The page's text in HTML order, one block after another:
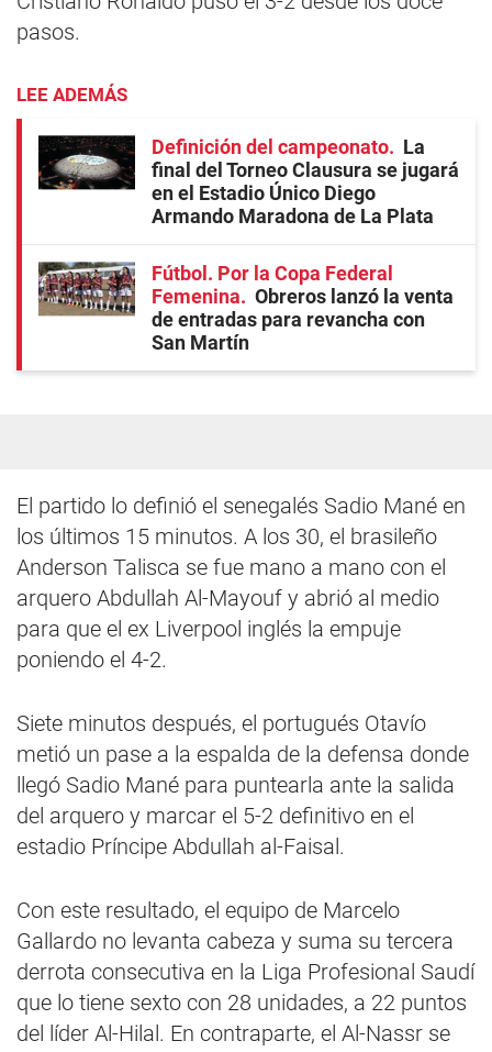
pasos.
LEE ADEMÁS
Definición del campeonato
La
final del Torneo Clausura se jugará
en el Estadio Único Diego
Armando Maradona de La Plata
Fútbol. Por la Copa Federal
Femenina
Obreros lanzó la venta
de entradas para revancha con
San Martín
El partido lo definió el senegalés Sadio Mané en
los últimos 15 minutos. A los 30, el brasileño
Anderson Talisca se fue mano a mano con el
arquero Abdullah Al-Mayouf y abrió al medio
para que el ex Liverpool inglés la empuje
poniendo el 4-2.
Siete minutos después, el portugués Otavío
metió un pase a la espalda de la defensa donde
llegó Sadio Mané para puntearla ante la salida
del arquero y marcar el 5-2 definitivo en el
estadio Príncipe Abdullah al-Faisal.
Con este resultado, el equipo de Marcelo
Gallardo no levanta cabeza y suma su tercera
derrota consecutiva en la Liga Profesional Saudí
que lo tiene sexto con 28 unidades, a 22 puntos
del líder Al-Hilal. En contraparte, el Al-Nassr se